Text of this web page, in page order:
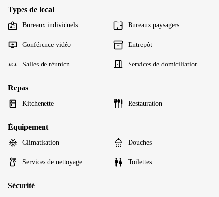
Types de local
Bureaux individuels Bureaux paysagers
Conférence vidéo Entrepôt
Salles de réunion Services de domiciliation
Repas
Kitchenette Restauration
Équipement
Climatisation Douches
Services de nettoyage Toilettes
Sécurité